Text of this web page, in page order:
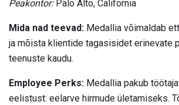
Peakontor:Palo Alto, California
Mida nad teevad: Medallia võimaldab
ja mõista klientide tagasisidet erinevate
teenuste kaudu.
Employee Perks: Medallia pakub
eelistust: eelarve hirmude ületamiseks.